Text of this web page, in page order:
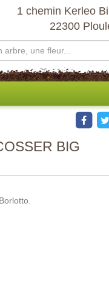
1 chemin Kerleo
22300
BIG